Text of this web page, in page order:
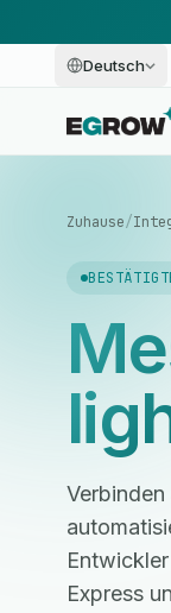
Deutsch
Zuhause/
Express